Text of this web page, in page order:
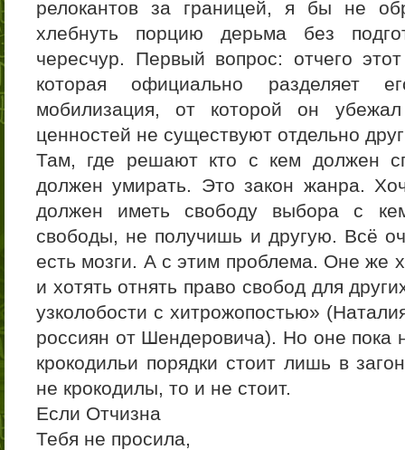
релокантов за границей, я бы не
хлебнуть порцию дерьма без
чересчур. Первый вопрос: отчего
которая официально разделяет
мобилизация, от которой он
ценностей не существуют отдельно
Там, где решают кто с кем должен
должен умирать. Это закон жанра.
должен иметь свободу выбора с
свободы, не получишь и другую. Всё
есть мозги. А с этим проблема. Оне же
и хотять отнять право свобод для
узколобости с хитрожопостью»
россиян от Шендеровича). Но оне пока
крокодильи порядки стоит лишь в
не крокодилы, то и не стоит.
Если Отчизна
Тебя не просила,